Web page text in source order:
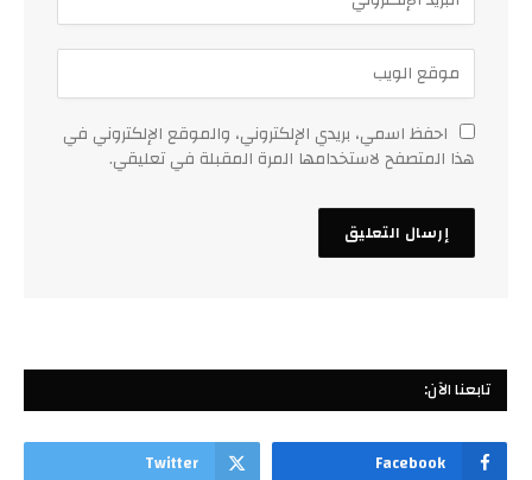
احفظ اسمي، بريدي الإلكتروني، والموقع الإلكتروني في
هذا المتصفح لاستخدامها المرة المقبلة في تعليقي.
تابعنا الآن:
Facebook
Twitter